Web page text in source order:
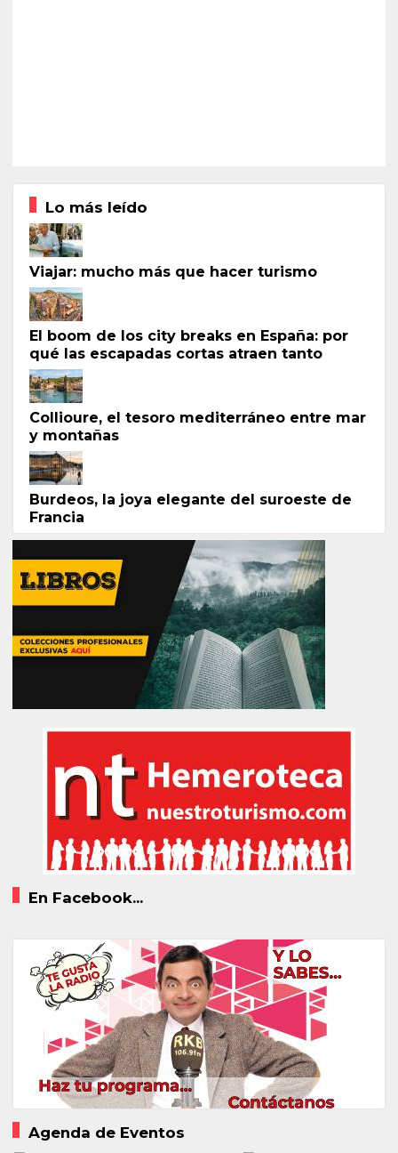
Lo más leído
Viajar: mucho más que hacer turismo
El boom de los city breaks en España: por
qué las escapadas cortas atraen tanto
Collioure, el tesoro mediterráneo entre mar
y montañas
Burdeos, la joya elegante del suroeste de
Francia
En Facebook...
Agenda de Eventos